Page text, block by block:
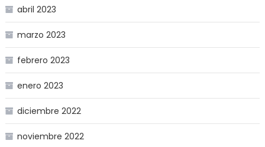
abril 2023
marzo 2023
febrero 2023
enero 2023
diciembre 2022
noviembre 2022